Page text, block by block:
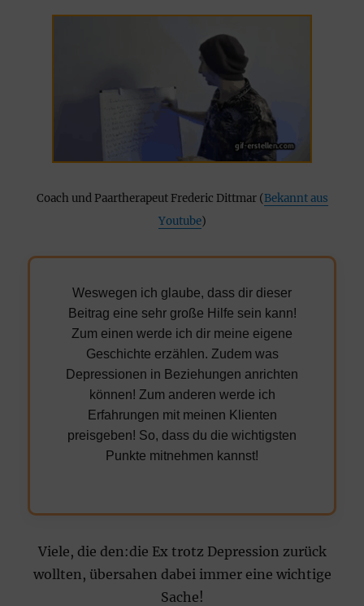
Coach und Paartherapeut Frederic Dittmar (Bekannt aus
Youtube)
Weswegen ich glaube, dass dir dieser
Beitrag eine sehr große Hilfe sein kann!
Zum einen werde ich dir meine eigene
Geschichte erzählen. Zudem was
Depressionen in Beziehungen anrichten
können! Zum anderen werde ich
Erfahrungen mit meinen Klienten
preisgeben! So, dass du die wichtigsten
Punkte mitnehmen kannst!
Viele, die den:die Ex trotz Depression zurück
wollten, übersahen dabei immer eine wichtige
Sache!